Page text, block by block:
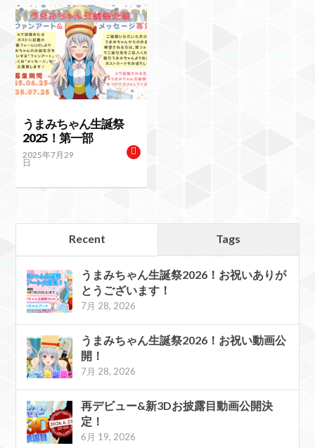
うまみちゃん生誕祭
2025！第一部
2025年7月29
日
Recent Tags
うまみちゃん生誕祭2026！お祝いありが
とうございます！
7月 28, 2026
うまみちゃん生誕祭2026！お祝い動画公
開！
7月 28, 2026
再デビュー&新3Dお披露目動画公開決
定！
6月 19, 2026